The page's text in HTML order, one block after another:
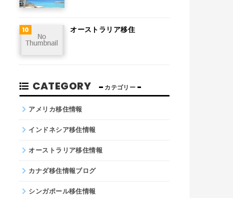
コロンビア
パキスタン
オーストラリア移住
CATEGORY カテゴリー
アメリカ移住情報
インドネシア移住情報
オーストラリア移住情報
カナダ移住情報ブログ
シンガポール移住情報